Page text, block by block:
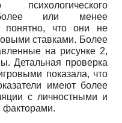
психологического
или менее
понятно, что они не
ставками. Более
на рисунке 2,
Детальная проверка
показала, что
имеют более
с личностными и
факторами.